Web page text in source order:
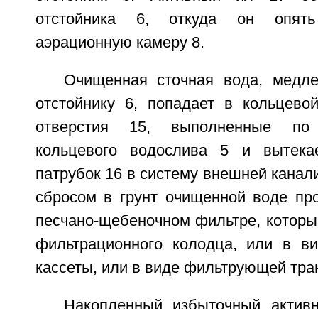
отстойника 6, откуда он
аэрационную камеру 8.
Очищенная сточная вода,
отстойнику 6, попадает в
отверстия 15, выполненные по
кольцевого водослива 5 и
патрубок 16 в систему внешней
сбросом в грунт очищенной воде
песчано-щебеночном фильтре,
фильтрационного колодца, или в
кассеты, или в виде фильтрующей
Накопленный избыточный